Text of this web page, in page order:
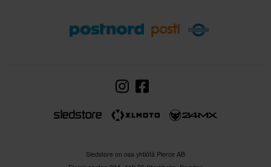
Sledstore on osa yhtiötä Pierce AB